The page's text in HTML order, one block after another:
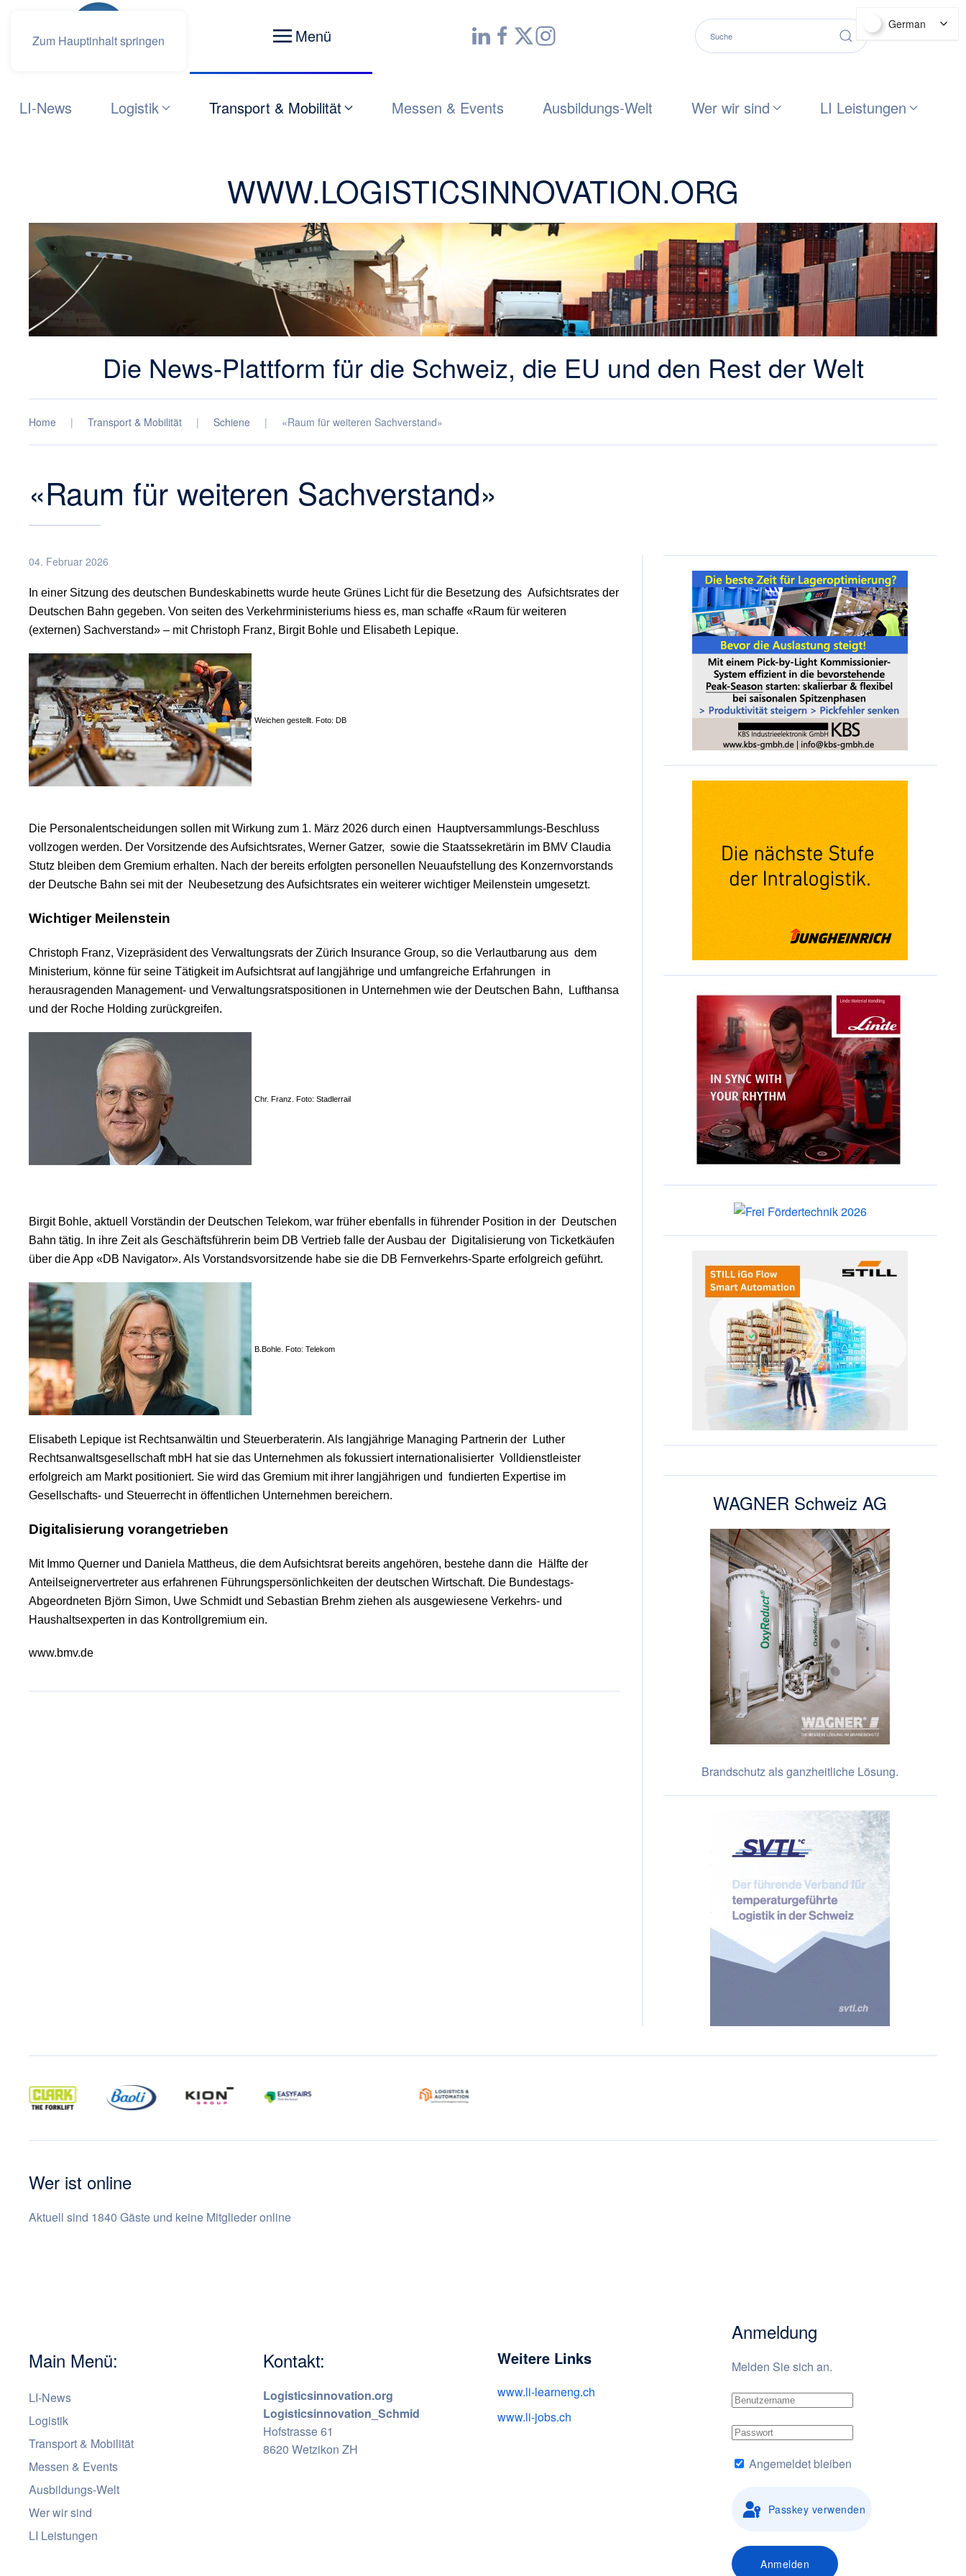
Zum Hauptinhalt springen Menü
LI-News Logistik Transport & Mobilität Messen & Events Ausbildungs-Welt Wer wir sind LI Leistungen
WWW.LOGISTICSINNOVATION.ORG
Die News-Plattform für die Schweiz, die EU und den Rest der Welt
Home Transport & Mobilität Schiene «Raum für weiteren Sachverstand»
«Raum für weiteren Sachverstand»
04. Februar 2026
In einer Sitzung des deutschen Bundeskabinetts wurde heute Grünes Licht für die Besetzung des Aufsichtsrates der
Deutschen Bahn gegeben. Von seiten des Verkehrministeriums hiess es, man schaffe «Raum für weiteren
(externen) Sachverstand» – mit Christoph Franz, Birgit Bohle und Elisabeth Lepique.
Weichen gestellt. Foto: DB
Die Personalentscheidungen sollen mit Wirkung zum 1. März 2026 durch einen
Hauptversammlungs-Beschluss
vollzogen werden. Der Vorsitzende des Aufsichtsrates, Werner Gatzer, sowie die Staatssekretärin im BMV Claudia
Stutz bleiben dem Gremium erhalten. Nach der bereits erfolgten personellen Neuaufstellung des Konzernvorstands
der Deutsche Bahn sei mit der Neubesetzung des Aufsichtsrates ein weiterer wichtiger Meilenstein umgesetzt.
Wichtiger Meilenstein
Christoph Franz, Vizepräsident des Verwaltungsrats der Zürich Insurance Group, so die Verlautbarung aus dem
Ministerium, könne für seine Tätigkeit im Aufsichtsrat auf langjährige und umfangreiche Erfahrungen in
herausragenden Management- und Verwaltungsratspositionen in Unternehmen wie der Deutschen Bahn,
Lufthansa
und der Roche Holding zurückgreifen.
Chr. Franz. Foto: Stadlerrail
Birgit Bohle, aktuell Vorständin der Deutschen Telekom, war früher ebenfalls in führender Position in der Deutschen
Bahn tätig. In ihre Zeit als Geschäftsführerin beim DB Vertrieb falle der Ausbau der Digitalisierung von Ticketkäufen
über die App «DB Navigator». Als Vorstandsvorsitzende habe sie die DB Fernverkehrs-Sparte erfolgreich geführt.
B.Bohle. Foto: Telekom
Elisabeth Lepique ist Rechtsanwältin und Steuerberaterin. Als langjährige Managing Partnerin der
Luther
Rechtsanwaltsgesellschaft mbH hat sie das Unternehmen als fokussiert internationalisierter Volldienstleister
erfolgreich am Markt positioniert. Sie wird das Gremium mit ihrer langjährigen und fundierten Expertise im
Gesellschafts- und Steuerrecht in öffentlichen Unternehmen bereichern.
Digitalisierung vorangetrieben
Mit Immo Querner und Daniela Mattheus, die dem Aufsichtsrat bereits angehören, bestehe dann die Hälfte der
Anteilseignervertreter aus erfahrenen Führungspersönlichkeiten der deutschen Wirtschaft. Die Bundestags-
Abgeordneten Björn Simon, Uwe Schmidt und Sebastian Brehm ziehen als ausgewiesene Verkehrs- und
Haushaltsexperten in das Kontrollgremium ein.
www.bmv.de
WAGNER Schweiz AG
Brandschutz als ganzheitliche Lösung.
Wer ist online
Aktuell sind 1840 Gäste und keine Mitglieder online
Main Menü:
LI-News
Logistik
Transport & Mobilität
Messen & Events
Ausbildungs-Welt
Wer wir sind
LI Leistungen
Kontakt:
Logisticsinnovation.org
Logisticsinnovation_Schmid
Hofstrasse 61
8620 Wetzikon ZH
Weitere Links
www.li-learneng.ch
www.li-jobs.ch
Anmeldung
Melden Sie sich an.
Angemeldet bleiben
Passkey verwenden
Anmelden
German